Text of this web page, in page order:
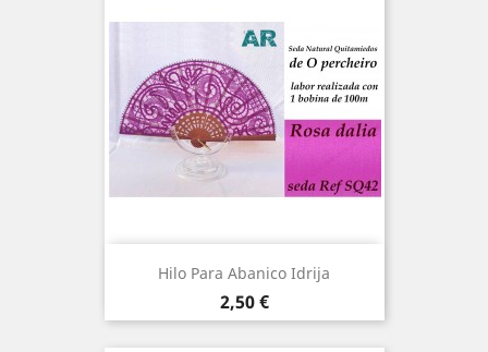
Hilo Para Abanico Idrija
Precio
2,50 €